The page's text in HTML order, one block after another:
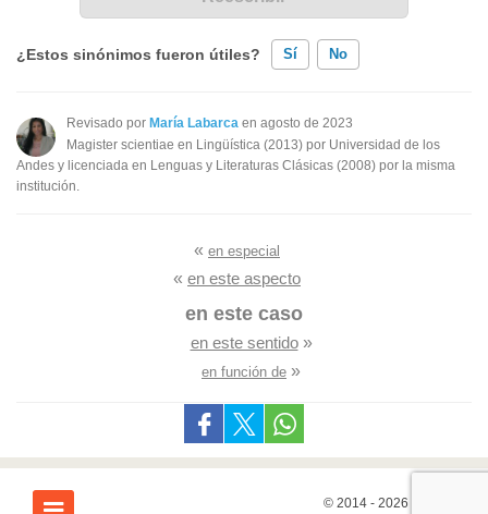
¿Estos sinónimos fueron útiles? Sí No
Existen sinónimos incorrectos
Ninguno de los sinónimos presentados me ayudó
Revisado por María Labarca en agosto de 2023
Magister scientiae en Lingüística (2013) por Universidad de los
Andes y licenciada en Lenguas y Literaturas Clásicas (2008) por la misma
institución.
« en especial
« en este aspecto
en este caso
en este sentido»
en función de »
© 2014 - 2026